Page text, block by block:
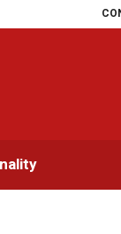
les plaidoyers en